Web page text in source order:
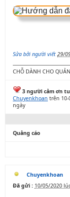
Sửa bởi người viết 29/
CHỖ DÀNH CHO
3 người cảm ơn
Chuyenkhoan trên 10-
ngày
Quảng cáo
Chuyenkhoan
Đã gửi : 10/05/2020